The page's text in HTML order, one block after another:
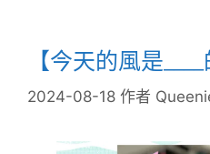
【今天的風是____
2024-08-18 作者